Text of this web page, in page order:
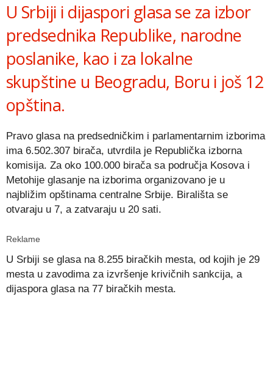
U Srbiji i dijaspori glasa se za izbor
predsednika Republike, narodne
poslanike, kao i za lokalne
skupštine u Beogradu, Boru i još 12
opština.
Pravo glasa na predsedničkim i parlamentarnim izborima
ima 6.502.307 birača, utvrdila je Republička izborna
komisija. Za oko 100.000 birača sa područja Kosova i
Metohije glasanje na izborima organizovano je u
najbližim opštinama centralne Srbije. Birališta se
otvaraju u 7, a zatvaraju u 20 sati.
Reklame
U Srbiji se glasa na 8.255 biračkih mesta, od kojih je 29
mesta u zavodima za izvršenje krivičnih sankcija, a
dijaspora glasa na 77 biračkih mesta.